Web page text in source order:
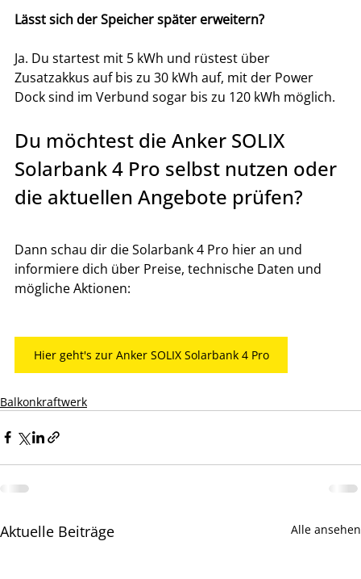
Lässt sich der Speicher später erweitern?
Ja. Du startest mit 5 kWh und rüstest über
Zusatzakkus auf bis zu 30 kWh auf, mit der Power
Dock sind im Verbund sogar bis zu 120 kWh möglich.
Du möchtest die Anker SOLIX
Solarbank 4 Pro selbst nutzen oder
die aktuellen Angebote prüfen?
Dann schau dir die Solarbank 4 Pro hier an und
informiere dich über Preise, technische Daten und
mögliche Aktionen:
Hier geht's zur Anker SOLIX Solarbank 4 Pro
Balkonkraftwerk
Aktuelle Beiträge Alle ansehen